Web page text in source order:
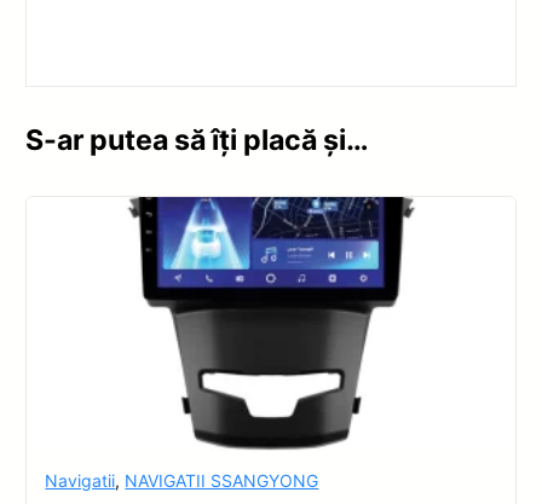
S-ar putea să îți placă și…
Navigatii, NAVIGATII SSANGYONG